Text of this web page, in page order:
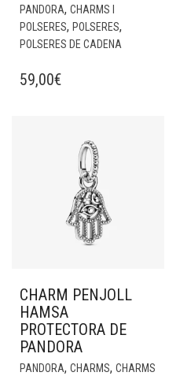
PANDORA, CHARMS I
POLSERES, POLSERES,
POLSERES DE CADENA
59,00€
CHARM PENJOLL
HAMSA
PROTECTORA DE
PANDORA
PANDORA, CHARMS, CHARMS